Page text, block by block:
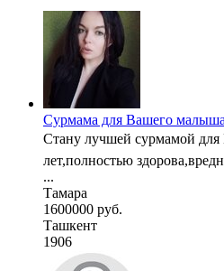
Сурмама для Вашего малыша
Стану лучшей сурмамой
лет,полностью
...
Тамара
1600000 руб.
Ташкент
1906